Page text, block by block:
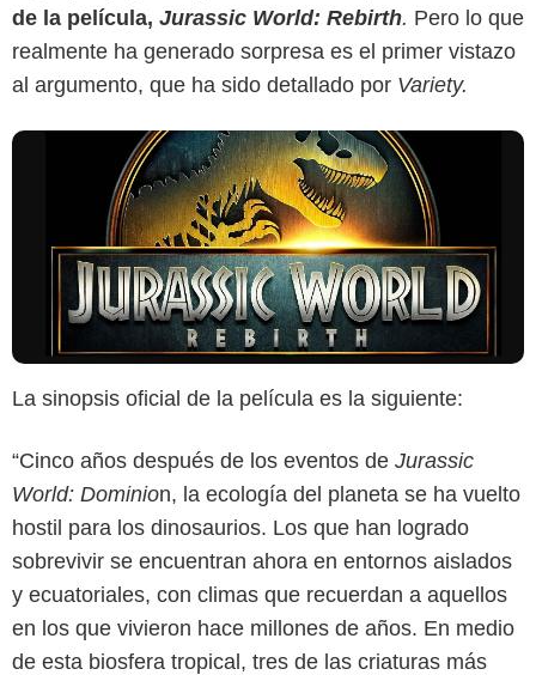
de la película, Jurassic World: Rebirth. Pero lo que
realmente ha generado sorpresa es el primer vistazo
al argumento, que ha sido detallado por Variety.
La sinopsis oficial de la película es la siguiente:
“Cinco años después de los eventos de Jurassic
World: Dominion, la ecología del planeta se ha vuelto
hostil para los dinosaurios. Los que han logrado
sobrevivir se encuentran ahora en entornos aislados
y ecuatoriales, con climas que recuerdan a aquellos
en los que vivieron hace millones de años. En medio
de esta biosfera tropical, tres de las criaturas más